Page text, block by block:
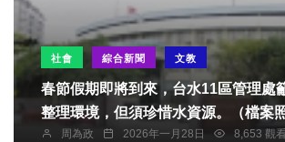
社會 綜合新聞 文教
春節假期即將到來，台水11區管理處
整理環境，但須珍惜水資源。（檔案照
周為政 2026年一月28日 8,653 觀